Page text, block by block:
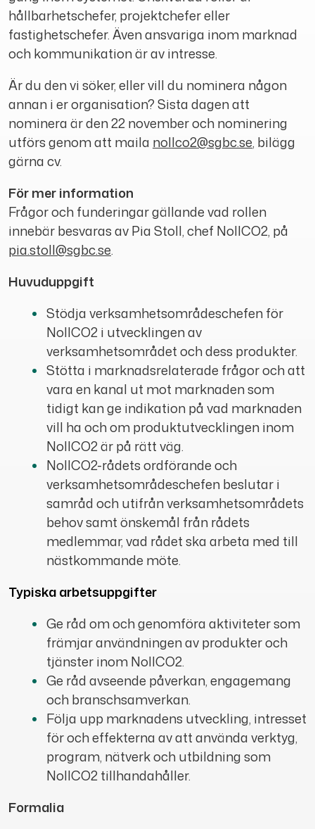
hållbarhetschefer, projektchefer eller
fastighetschefer. Även ansvariga inom marknad
och kommunikation är av intresse.
Är du den vi söker, eller vill du nominera någon
annan i er organisation? Sista dagen att
nominera är den 22 november och nominering
utförs genom att maila nollco2@sgbc.se, bilägg
gärna cv.
För mer information
Frågor och funderingar gällande vad rollen
innebär besvaras av Pia Stoll, chef NollCO2, på
pia.stoll@sgbc.se.
Huvuduppgift
Stödja verksamhetsområdeschefen för
NollCO2 i utvecklingen av
verksamhetsområdet och dess produkter.
Stötta i marknadsrelaterade frågor och att
vara en kanal ut mot marknaden som
tidigt kan ge indikation på vad marknaden
vill ha och om produktutvecklingen inom
NollCO2 är på rätt väg.
NollCO2-rådets ordförande och
verksamhetsområdeschefen beslutar i
samråd och utifrån verksamhetsområdets
behov samt önskemål från rådets
medlemmar, vad rådet ska arbeta med till
nästkommande möte.
Typiska arbetsuppgifter
Ge råd om och genomföra aktiviteter som
främjar användningen av produkter och
tjänster inom NollCO2.
Ge råd avseende påverkan, engagemang
och branschsamverkan.
Följa upp marknadens utveckling, intresset
för och effekterna av att använda verktyg,
program, nätverk och utbildning som
NollCO2 tillhandahåller.
Formalia